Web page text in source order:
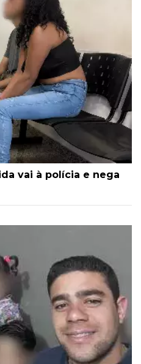
vai à polícia e nega